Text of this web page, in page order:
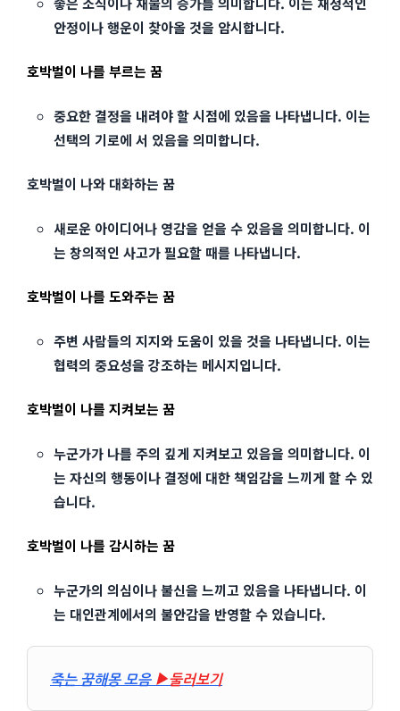
안정이나 행운이 찾아올 것을 암시합니다.
호박벌이 나를 부르는 꿈
중요한 결정을 내려야 할 시점에 있음을 나타냅니다. 이는
선택의 기로에 서 있음을 의미합니다.
호박벌이 나와 대화하는 꿈
새로운 아이디어나 영감을 얻을 수 있음을 의미합니다. 이
는 창의적인 사고가 필요할 때를 나타냅니다.
호박벌이 나를 도와주는 꿈
주변 사람들의 지지와 도움이 있을 것을 나타냅니다. 이는
협력의 중요성을 강조하는 메시지입니다.
호박벌이 나를 지켜보는 꿈
누군가가 나를 주의 깊게 지켜보고 있음을 의미합니다. 이
는 자신의 행동이나 결정에 대한 책임감을 느끼게 할 수 있
습니다.
호박벌이 나를 감시하는 꿈
누군가의 의심이나 불신을 느끼고 있음을 나타냅니다. 이
는 대인관계에서의 불안감을 반영할 수 있습니다.
죽는 꿈해몽 모음 ▶둘러보기